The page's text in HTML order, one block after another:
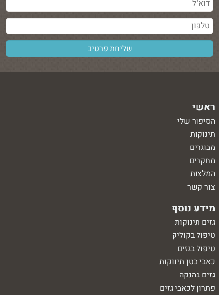
ראשי
הסיפור שלי
תינוקות
מבוגרים
מחקרים
המלצות
צור קשר
מידע נוסף
גזים תינוקות
טיפול בקוליק
טיפול בגזים
כאבי בטן תינוקות
גזים בהנקה
פתרון לכאבי גזים